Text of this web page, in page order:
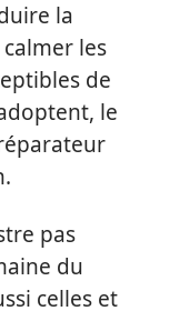
la
les
de
le
pas
du
celles et